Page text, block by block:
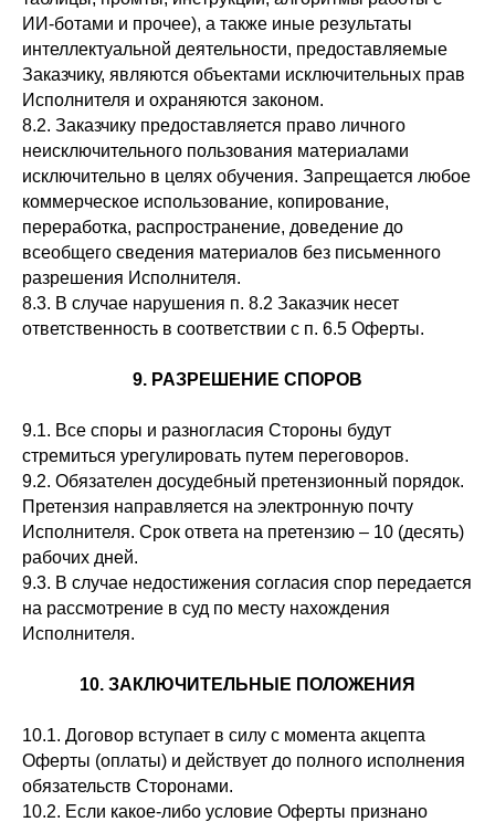
ИИ-ботами и прочее), а также иные результаты
интеллектуальной деятельности, предоставляемые
Заказчику, являются объектами исключительных прав
Исполнителя и охраняются законом.
8.2. Заказчику предоставляется право личного
неисключительного пользования материалами
исключительно в целях обучения. Запрещается любое
коммерческое использование, копирование,
переработка, распространение, доведение до
всеобщего сведения материалов без письменного
разрешения Исполнителя.
8.3. В случае нарушения п. 8.2 Заказчик несет
ответственность в соответствии с п. 6.5 Оферты.
9. РАЗРЕШЕНИЕ СПОРОВ
9.1. Все споры и разногласия Стороны будут
стремиться урегулировать путем переговоров.
9.2. Обязателен досудебный претензионный порядок.
Претензия направляется на электронную почту
Исполнителя. Срок ответа на претензию – 10 (десять)
рабочих дней.
9.3. В случае недостижения согласия спор передается
на рассмотрение в суд по месту нахождения
Исполнителя.
10. ЗАКЛЮЧИТЕЛЬНЫЕ ПОЛОЖЕНИЯ
10.1. Договор вступает в силу с момента акцепта
Оферты (оплаты) и действует до полного исполнения
обязательств Сторонами.
10.2. Если какое-либо условие Оферты признано